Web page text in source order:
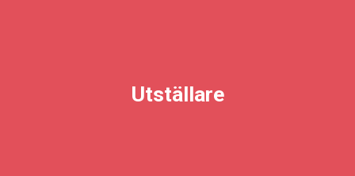
Utställare